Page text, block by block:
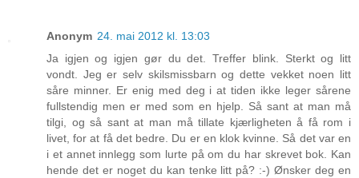
Anonym 24. mai 2012 kl. 13:03
Ja igjen og igjen gør du det. Treffer blink. Sterkt og litt
vondt. Jeg er selv skilsmissbarn og dette vekket noen litt
såre minner. Er enig med deg i at tiden ikke leger sårene
fullstendig men er med som en hjelp. Så sant at man må
tilgi, og så sant at man må tillate kjærligheten å få rom i
livet, for at få det bedre. Du er en klok kvinne. Så det var en
i et annet innlegg som lurte på om du har skrevet bok. Kan
hende det er noget du kan tenke litt på? :-) Ønsker deg en